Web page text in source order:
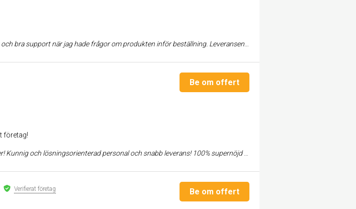
support när jag hade frågor om produkten inför beställning. Leveransen kom snabbt och kva...
Be om offert
företag!
och lösningsorienterad personal och snabb leverans! 100% supernöjd med allt.
Be om offert
Verifierat företag